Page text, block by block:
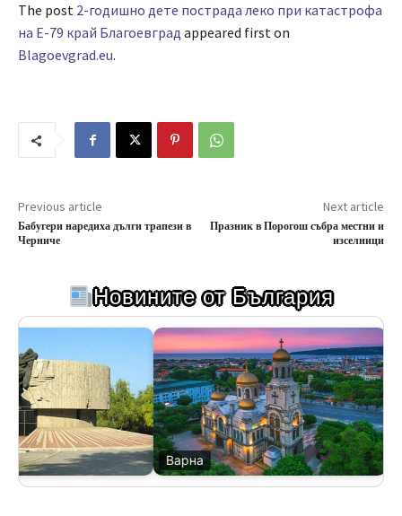
The post 2-годишно дете пострада леко при катастрофа
на Е-79 край Благоевград appeared first on
Blagoevgrad.eu.
Previous article
Бабугери наредиха дълги трапези в
Черниче
Next article
Празник в Порогош събра местни и
изселници
Новините от България
Варна